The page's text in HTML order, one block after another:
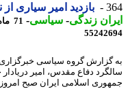
بازدید امیر سیاری از
زندگی-سیاسی-71 ماه پیش - چهارشنبه 9 مهر 1399، 09:05
گروه سیاسی خبرگزاری
دفاع مقدس، امیر دریادار
اسلامی ایران صبح امروز با